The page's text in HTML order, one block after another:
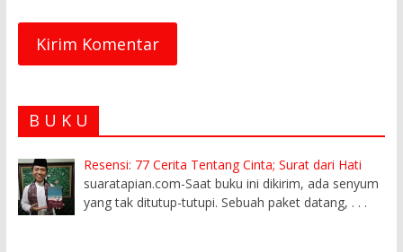
B U K U
Resensi: 77 Cerita Tentang Cinta; Surat dari Hati
suaratapian.com-Saat buku ini dikirim, ada senyum
yang tak ditutup-tutupi. Sebuah paket datang, . . .